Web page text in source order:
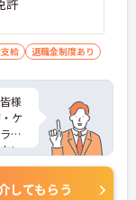
許
給 退職金制度あり
様
ケ
イ
に
い
してもらう